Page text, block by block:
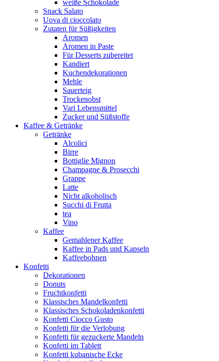
weiße Schokolade
Snack Salato
Uova di cioccolato
Zutaten für Süßigkeiten
Aromen
Aromen in Paste
Für Desserts zubereitet
Kandiert
Kuchendekorationen
Mehle
Sauerteig
Trockenobst
Vari Lebensmittel
Zucker und Süßstoffe
Kaffee & Getränke
Getränke
Alcolici
Birre
Bottiglie Mignon
Champagne & Prosecchi
Grappe
Latte
Nicht alkoholisch
Succhi di Frutta
tea
Vino
Kaffee
Gemahlener Kaffee
Kaffee in Pads und Kapseln
Kaffeebohnen
Konfetti
Dekorationen
Donuts
Fruchtkonfetti
Klassisches Mandelkonfetti
Klassisches Schokoladenkonfetti
Konfetti Ciocco Gusto
Konfetti für die Verlobung
Konfetti für gezuckerte Mandeln
Konfetti im Tablett
Konfetti kubanische Ecke